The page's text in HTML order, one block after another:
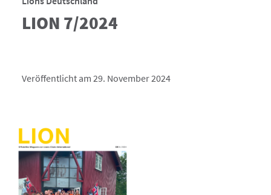
LION 7/2024
Veröffentlicht am 29. November 2024